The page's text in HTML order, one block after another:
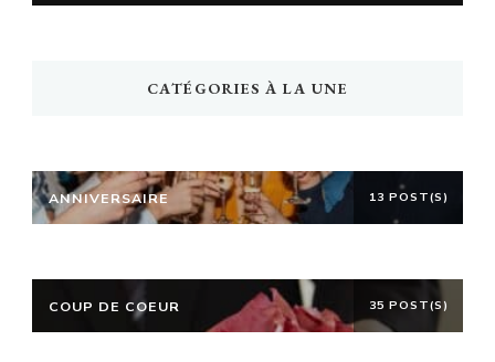
CATÉGORIES À LA UNE
ANNIVERSAIRE 13 POST(S)
COUP DE COEUR 35 POST(S)